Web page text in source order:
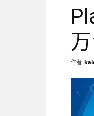
作者